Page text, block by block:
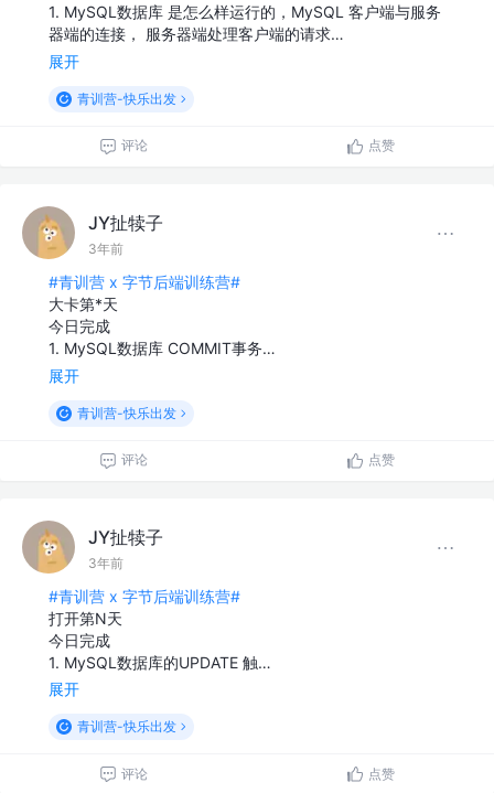
1. MySQL数据库 是怎么样运行的，MySQL 客户端与服务
器端的连接， 服务器端处理客户端的请求…
展开
青训营-快乐出发
评论 点赞
JY扯犊子
3年前
#青训营 x 字节后端训练营#
大卡第*天
今日完成
1. MySQL数据库 COMMIT事务…
展开
青训营-快乐出发
评论 点赞
JY扯犊子
3年前
#青训营 x 字节后端训练营#
打开第N天
今日完成
1. MySQL数据库的UPDATE 触…
展开
青训营-快乐出发
评论 点赞